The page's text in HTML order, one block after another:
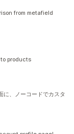
from metafield
products
に、ノーコードでカスタ